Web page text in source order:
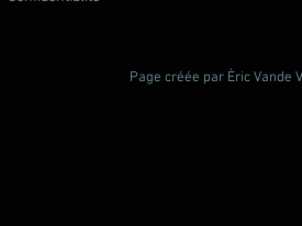
Page créée par Èric Vande